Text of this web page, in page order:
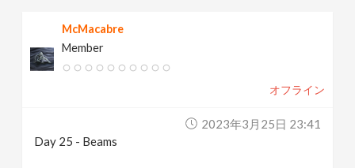
McMacabre
Member
オフライン
2023年3月25日 23:41
Day 25 - Beams